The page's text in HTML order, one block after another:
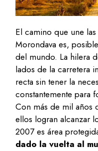
El camino que une
Morondava es,
del mundo. La hilera
lados de la carretera
recta sin tener la
constantemente para
Con más de mil años
ellos logran alcanzar
2007 es área
dado la vuelta al